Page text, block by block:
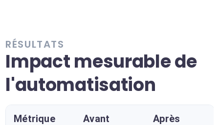
RÉSULTATS
Impact mesurable de
l'automatisation
Métrique Avant Après